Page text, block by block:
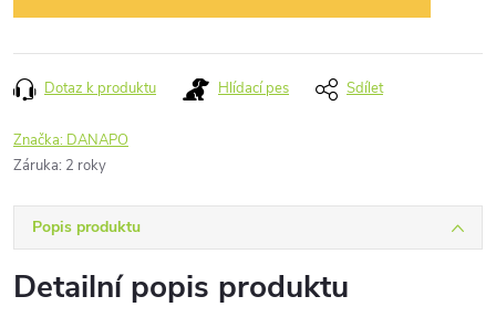
Dotaz k produktu Hlídací pes Sdílet
Značka: DANAPO
Záruka: 2 roky
Popis produktu
Detailní popis produktu